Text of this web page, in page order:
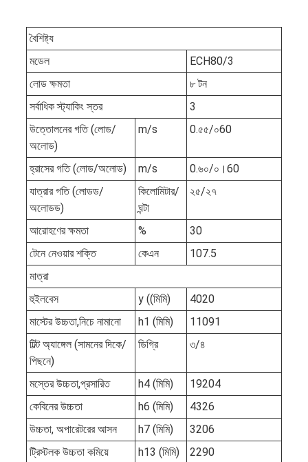
বৈশিষ্ট্য
মডেল
ECH80/3
লোড ক্ষমতা
৮ টন
সর্বাধিক স্ট্যাকিং স্তর
3
উত্তোলনের গতি (লোড/
অলোড)
m/s 0.৫৫/০60
হ্রাসের গতি (লোড/অলোড) m/s
0.৬০/০।60
যাত্রার গতি (লোডড/
অলোডড)
কিলোমিটার/
ঘন্টা
২৫/২৭
আরোহণের ক্ষমতা %
30
টেনে নেওয়ার শক্তি
কেএন
107.5
মাত্রা
হুইলবেস
y ((মিমি)
4020
মাস্টের উচ্চতা,নিচে নামানো
h1 (মিমি)
11091
টিল্ট অ্যাঙ্গেল (সামনের দিকে/
পিছনে)
ডিগ্রি ৩/৪
মস্তের উচ্চতা,প্রসারিত h4 (মিমি)
19204
কেবিনের উচ্চতা
h6 (মিমি)
4326
উচ্চতা, অপারেটরের আসন
h7 (মিমি)
3206
ট্রিস্টলক উচ্চতা কমিয়ে
h13 (মিমি) 2290